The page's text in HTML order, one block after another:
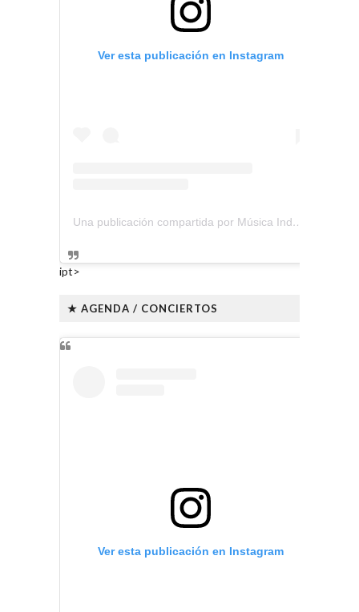
Ver esta publicación en Instagram
Una publicación compartida por Música Independiente Perú 🇵🇪 (@musica.independiente.peru)
ipt>
★ AGENDA / CONCIERTOS
Ver esta publicación en Instagram